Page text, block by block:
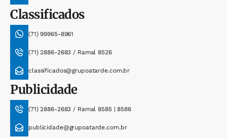
Classificados
(71) 99965-8961
(71) 2886-2683 / Ramal 8526
classificados@grupoatarde.com.br
Publicidade
(71) 2886-2683 / Ramal 8585 | 8586
publicidade@grupoatarde.com.br